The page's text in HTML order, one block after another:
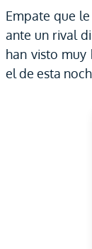
Empate que
ante un rival
han visto
el de esta